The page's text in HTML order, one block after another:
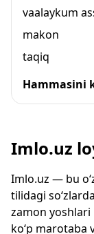
vaalaykum
makon
taqiq
Hammasini
Imlo.uz
Imlo.uz — bu
tilidagi
zamon yoshlari
ko‘p marotaba